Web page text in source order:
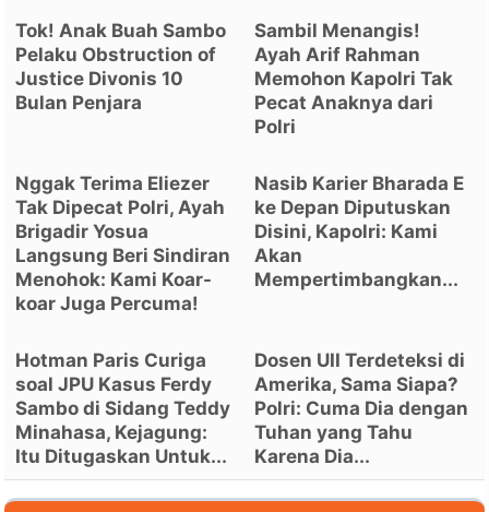
Tok! Anak Buah Sambo
Pelaku Obstruction of
Justice Divonis 10
Bulan Penjara
Sambil Menangis!
Ayah Arif Rahman
Memohon Kapolri Tak
Pecat Anaknya dari
Polri
Nggak Terima Eliezer
Tak Dipecat Polri, Ayah
Brigadir Yosua
Langsung Beri Sindiran
Menohok: Kami Koar-
koar Juga Percuma!
Nasib Karier Bharada E
ke Depan Diputuskan
Disini, Kapolri: Kami
Akan
Mempertimbangkan...
Hotman Paris Curiga
soal JPU Kasus Ferdy
Sambo di Sidang Teddy
Minahasa, Kejagung:
Itu Ditugaskan Untuk...
Dosen UII Terdeteksi di
Amerika, Sama Siapa?
Polri: Cuma Dia dengan
Tuhan yang Tahu
Karena Dia...